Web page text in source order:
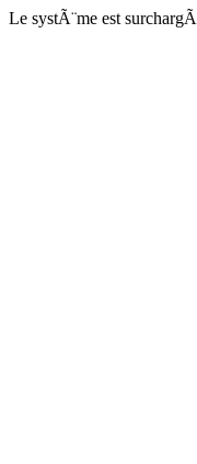
Le systÃ¨me est